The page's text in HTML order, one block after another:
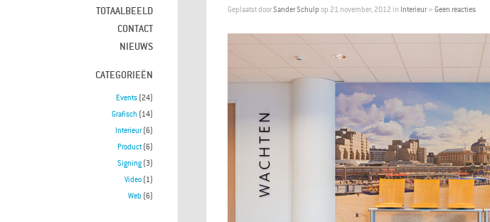
TOTAALBEELD
CONTACT
NIEUWS
CATEGORIEËN
Events (24)
Grafisch (14)
Interieur(6)
Product (6)
Signing (3)
Video (1)
Web (6)
Geplaatst doorSander Schulp op 21 november, 2012 in Interieur» Geen reacties